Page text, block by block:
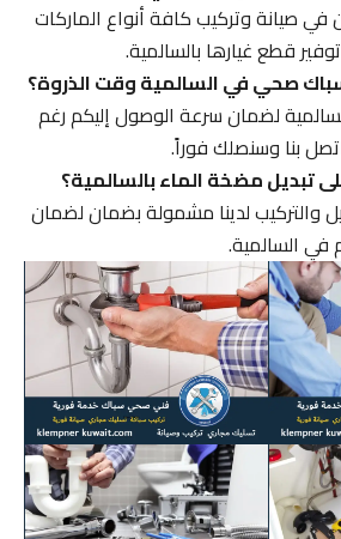
صيانة وتركيب كافة أنواع الماركات
قطع غيارها بالسالمية.
صحي في السالمية وقت الذروة؟
لضمان سرعة الوصول إليكم رغم
بنا وسنصلك فوراً.
مضخة الماء بالسالمية؟
والتركيب لدينا مشمولة بضمان لضمان
السالمية.